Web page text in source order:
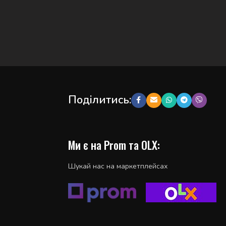
Поділитись:
Ми є на Prom та OLX:
Шукай нас на маркетплейсах